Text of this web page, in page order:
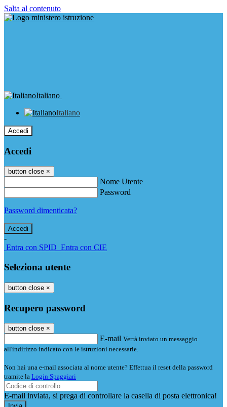
Salta al contenuto
Italiano
Italiano
Accedi
Accedi
button close ×
Nome Utente
Password
Password dimenticata?
-
Entra con SPID Entra con CIE
Seleziona utente
button close ×
Recupero password
button close ×
E-mail Verrà inviato un messaggio
all'indirizzo indicato con le istruzioni necessarie.
Non hai una e-mail associata al nome utente? Effettua il reset della password
tramite la Login Spaggiari
E-mail inviata, si prega di controllare la casella di posta elettronica!